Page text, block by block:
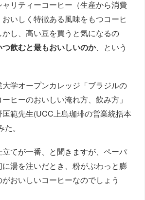
リティーコーヒー（生産から消費
いしく特徴ある風味をもつコーヒ
し、高い豆を買うと気になるの
つ飲むと最もおいしいのか、という
学オープンカレッジ「ブラジルの
ヒーのおいしい淹れ方、飲み方」
範先生(UCC上島珈琲の営業統括本
。
てが一番、と聞きますが、ペーパ
湯を注いだとき、粉がぶわっと膨
おいしいコーヒーなのでしょう